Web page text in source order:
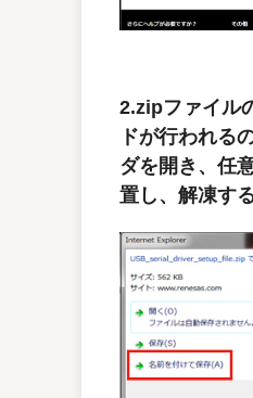
2.zipファイル
ドが行われる
ダを開き、任
置し、解凍す